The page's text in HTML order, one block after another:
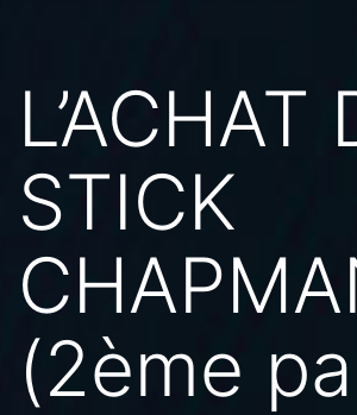
L’ACHAT
STICK
(2ème